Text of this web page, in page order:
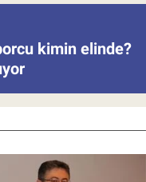
kimin elinde?